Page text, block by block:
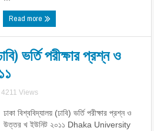
Read more
ভর্তি পরীক্ষার প্রশ্ন ও
4211 Views
ঢাকা বিশ্ববিদ্যালয় (ঢাবি) ভর্তি পরীক্ষার প্রশ্ন ও
উত্তর খ ইউনিট ২০১১ Dhaka University